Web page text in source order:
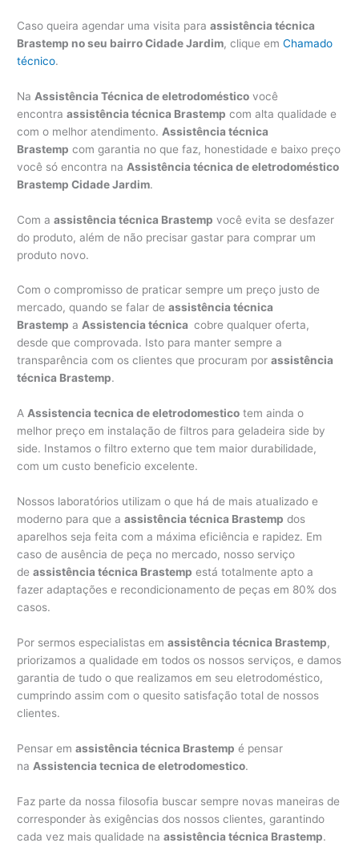
Caso queira agendar uma visita paraassistência técnica
Brastemp no seu bairro Cidade Jardim, clique emChamado
técnico.
Na Assistência Técnica de eletrodoméstico você
encontraassistência técnica Brastemp com alta qualidade e
com o melhor atendimento. Assistência técnica
Brastemp com garantia no que faz, honestidade e baixo preço
você só encontra na Assistência técnica de eletrodoméstico
Brastemp Cidade Jardim.
Com aassistência técnica Brastemp você evita se desfazer
do produto, além de não precisar gastar para comprar um
produto novo.
Com o compromisso de praticar sempre um preço justo de
mercado, quando se falar deassistência técnica
Brastemp aAssistencia técnica cobre qualquer oferta,
desde que comprovada. Isto para manter sempre a
transparência com os clientes que procuram porassistência
técnica Brastemp.
AAssistencia tecnica de eletrodomestico tem ainda o
melhor preço em instalação de filtros para geladeira side by
side. Instamos o filtro externo que tem maior durabilidade,
com um custo beneficio excelente.
Nossos laboratórios utilizam o que há de mais atualizado e
moderno para que aassistência técnica Brastemp dos
aparelhos seja feita com a máxima eficiência e rapidez. Em
caso de ausência de peça no mercado, nosso serviço
deassistência técnica Brastemp está totalmente apto a
fazer adaptações e recondicionamento de peças em 80% dos
casos.
Por sermos especialistas emassistência técnica Brastemp,
priorizamos a qualidade em todos os nossos serviços, e damos
garantia de tudo o que realizamos em seu eletrodoméstico,
cumprindo assim com o quesito satisfação total de nossos
clientes.
Pensar emassistência técnica Brastemp é pensar
na Assistencia tecnica de eletrodomestico.
Faz parte da nossa filosofia buscar sempre novas maneiras de
corresponder às exigências dos nossos clientes, garantindo
cada vez mais qualidade naassistência técnica Brastemp.